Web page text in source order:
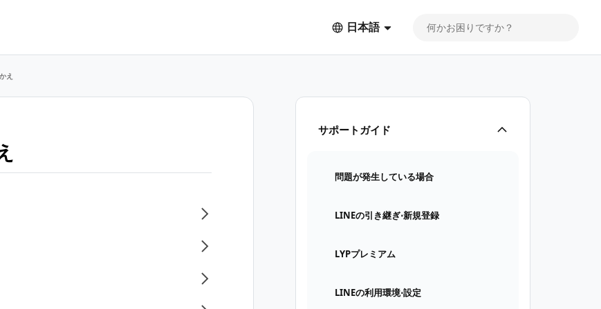
日本語
サポートガイド
問題が発生している場合
LINEの引き継ぎ⋅新規登録
LYPプレミアム
LINEの利用環境⋅設定
え